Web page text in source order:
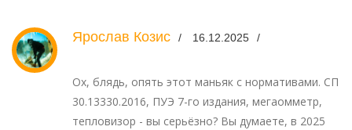
Ярослав Козис 16.12.2025
Ох, блядь, опять этот маньяк с нормативами. СП
30.13330.2016, ПУЭ 7-го издания, мегаомметр,
тепловизор - вы серьёзно? Вы думаете, в 2025